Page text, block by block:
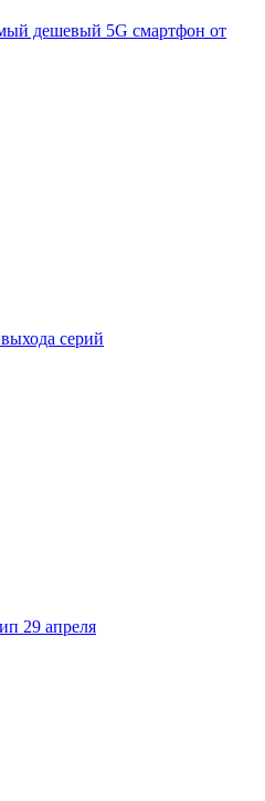
дешевый 5G смартфон от
серий
29 апреля